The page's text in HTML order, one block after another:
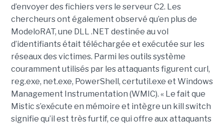
d’envoyer des fichiers vers le serveur C2. Les
chercheurs ont également observé qu’en plus de
ModeloRAT, une DLL .NET destinée au vol
d’identifiants était téléchargée et exécutée sur les
réseaux des victimes. Parmi les outils système
couramment utilisés par les attaquants figurent curl,
reg.exe, net.exe, PowerShell, certutil.exe et Windows
Management Instrumentation (WMIC). « Le fait que
Mistic s’exécute en mémoire et intègre un kill switch
signifie qu’il est très furtif, ce qui offre aux attaquants